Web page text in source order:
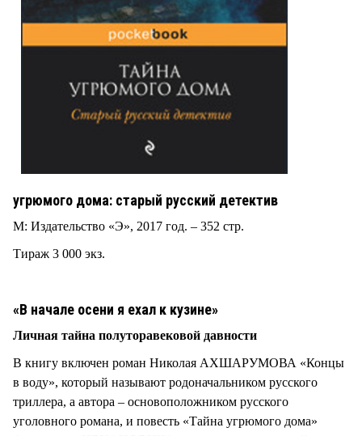
угрюмого дома: старый русский детектив
М: Издательство «Э», 2017 год. – 352 стр.
Тираж 3 000 экз.
«В начале осени я ехал к кузине»
Личная тайна полуторавековой давности
В книгу включен роман Николая АХШАРУМОВА «Концы
в воду», который называют родоначальником русского
триллера, а автора – основоположником русского
уголовного романа, и повесть «Тайна угрюмого дома»